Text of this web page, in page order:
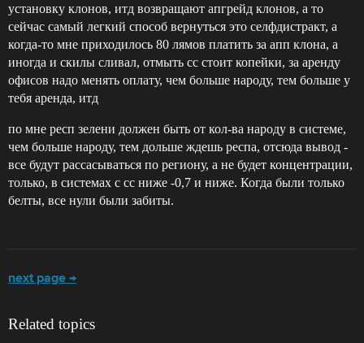
установку клонов, итд возвращают апгрейд клонов, а то
сейчас самый легкий способ вернуться это селфдистракт, а
когда-то мне приходилось 80 лямов платить за апп клона, а
иногда и скилы сливал, отмыть сс стоит копейки, за аренду
офисов надо менять оплату, чем больше народу, тем больше у
тебя аренда, итд
по мне респ зелени должен быть от кол-ва народу в системе,
чем больше народу, тем дольше ждешь респа, отсюда вывод -
все будут рассасываться по региону, а не будет концентрации,
только, в системах с сс ниже -0,7 и ниже. Когда были только
белты, все нули были забиты.
next page →
Related topics